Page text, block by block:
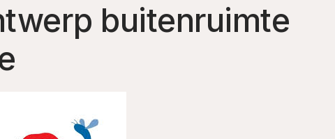
buitenruimte